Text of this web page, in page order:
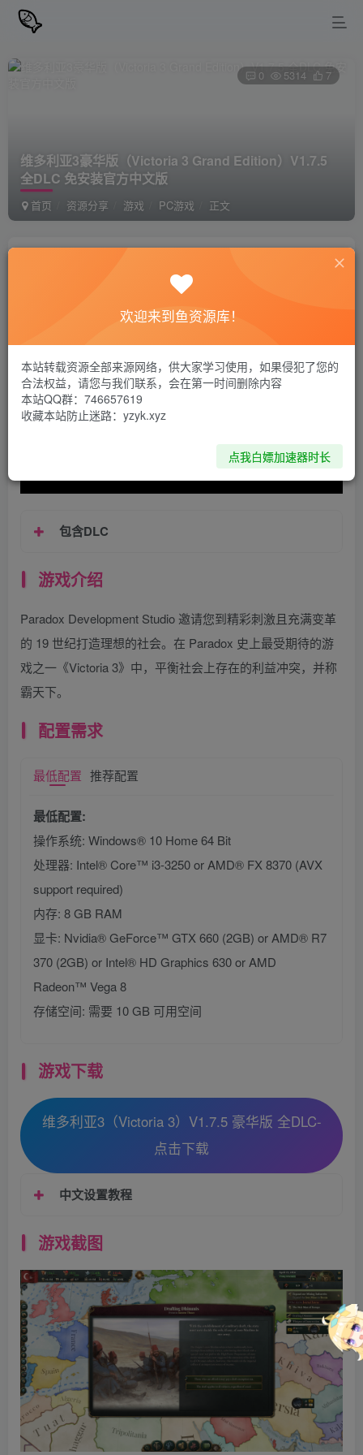
维多利亚3豪华版（Victoria 3 Grand Edition）V1.7.5
全DLC 免安装官方中文版
首页 资源分享 游戏 PC游戏 正文
0 5314 7
私信
包含DLC
游戏介绍
Paradox Development Studio 邀请您到精彩刺激且充满变革
的 19 世纪打造理想的社会。在 Paradox 史上最受期待的游
戏之一《Victoria 3》中，平衡社会上存在的利益冲突，并称
霸天下。
配置需求
最低配置 推荐配置
最低配置:
操作系统: Windows® 10 Home 64 Bit
处理器: Intel® Core™ i3-3250 or AMD® FX 8370 (AVX
support required)
内存: 8 GB RAM
显卡: Nvidia® GeForce™ GTX 660 (2GB) or AMD® R7
370 (2GB) or Intel® HD Graphics 630 or AMD
Radeon™ Vega 8
存储空间: 需要 10 GB 可用空间
游戏下载
维多利亚3（Victoria 3）V1.7.5 豪华版 全DLC-
点击下载
中文设置教程
游戏截图
欢迎来到鱼资源库！
本站转载资源全部来源网络，供大家学习使用，如果侵犯了您的
合法权益，请您与我们联系，会在第一时间删除内容
本站QQ群：746657619
收藏本站防止迷路：yzyk.xyz
点我白嫖加速器时长